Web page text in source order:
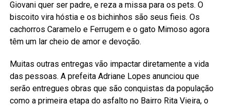
Giovani quer ser padre, e reza a missa para os pets. O
biscoito vira hóstia e os bichinhos são seus fieis. Os
cachorros Caramelo e Ferrugem e o gato Mimoso agora
têm um lar cheio de amor e devoção.
Muitas outras entregas vão impactar diretamente a vida
das pessoas. A prefeita Adriane Lopes anunciou que
serão entregues obras que são conquistas da população
como a primeira etapa do asfalto no Bairro Rita Vieira, o